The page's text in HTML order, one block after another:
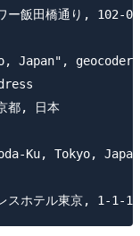
飯田橋通り, 102-
Japan", geocoder)
都, 日本
Ku, Tokyo,